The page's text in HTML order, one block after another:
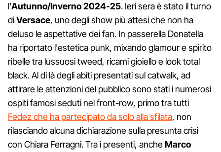
l'Autunno/Inverno 2024-25. Ieri sera è stato il turno
diVersace, uno degli show più attesi che non ha
deluso le aspettative dei fan. In passerella Donatella
ha riportato l'estetica punk, mixando glamour e spirito
ribelle tra lussuosi tweed, ricami gioiello e look total
black. Al di là degli abiti presentati sul catwalk, ad
attirare le attenzioni del pubblico sono stati i numerosi
ospiti famosi seduti nel front-row, primo tra tutti
Fedez che ha partecipato da solo alla sfilata, non
rilasciando alcuna dichiarazione sulla presunta crisi
con Chiara Ferragni. Tra i presenti, ancheMarco